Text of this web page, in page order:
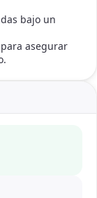
bajo un
asegurar